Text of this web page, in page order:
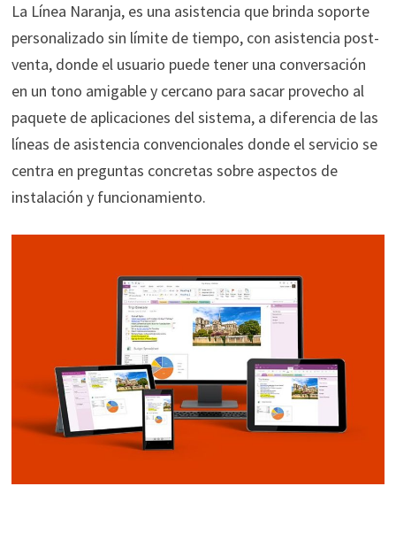
La Línea Naranja, es una asistencia que brinda soporte
personalizado sin límite de tiempo, con asistencia post-
venta, donde el usuario puede tener una conversación
en un tono amigable y cercano para sacar provecho al
paquete de aplicaciones del sistema, a diferencia de las
líneas de asistencia convencionales donde el servicio se
centra en preguntas concretas sobre aspectos de
instalación y funcionamiento.